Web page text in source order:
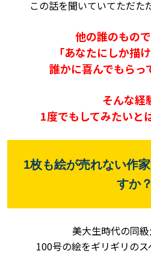
この話を聞いていてただた
他の誰のもので
「あなたにしか描
誰かに喜んでもらっ
そんな経
1度でもしてみたいと
1枚も絵が売れない作
すか？
美大生時代の同
100号の絵をギリギリのス